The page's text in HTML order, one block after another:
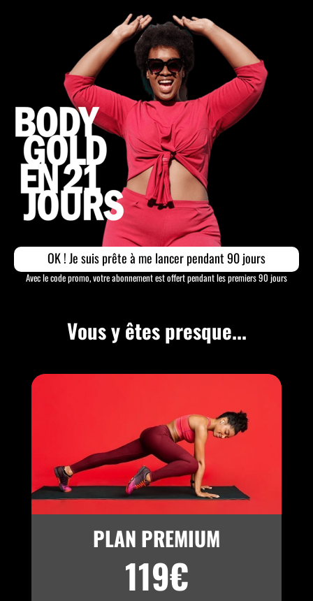
OK ! Je suis prête à me lancer pendant 90 jours
Avec le code promo, votre abonnement est offert pendant les premiers 90 jours
Vous y êtes presque...
PLAN PREMIUM
119€